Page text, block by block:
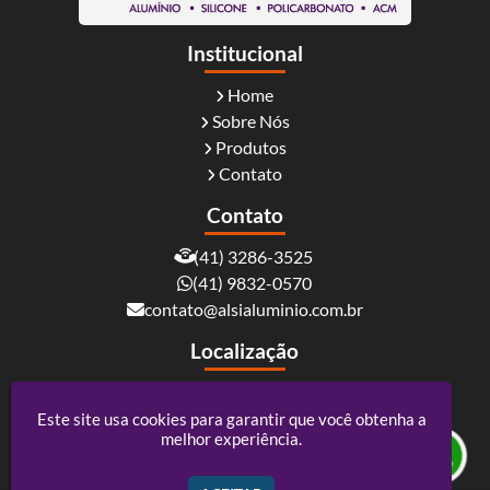
Institucional
Home
Sobre Nós
Produtos
Contato
Contato
(41) 3286-3525
(41) 9832-0570
contato@alsialuminio.com.br
Localização
Curitiba / PR - CEP: 81730-060
Este site usa cookies para garantir que você obtenha a
melhor experiência.